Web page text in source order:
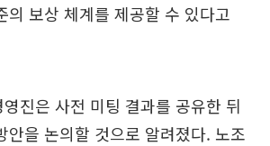
의 보상 체계를 제공할 수 있다고
진은 사전 미팅 결과를 공유한 뒤
안을 논의할 것으로 알려졌다. 노조